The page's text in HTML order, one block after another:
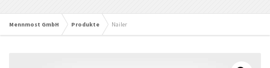
Mennmost GmbH Produkte Nailer